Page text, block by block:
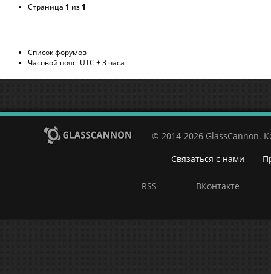
Страница 1 из 1
Список форумов
Часовой пояс: UTC + 3 часа
© 2014-2026 GlassCannon.
Связаться с нами
RSS ВКонтакте